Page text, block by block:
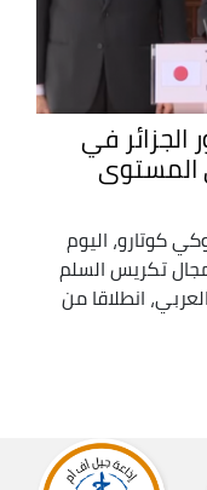
في
كوتارو، اليوم
تكريس السلم
انطلاقا من